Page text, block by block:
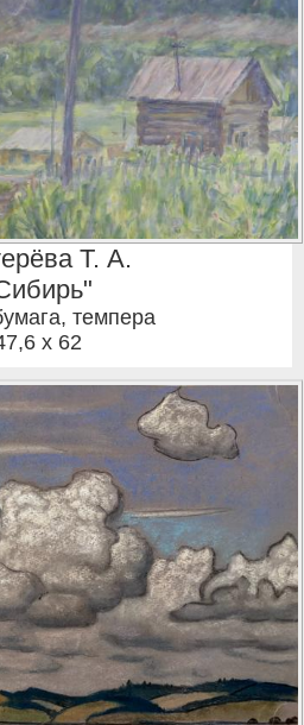
Т. А.
темпера
x 62